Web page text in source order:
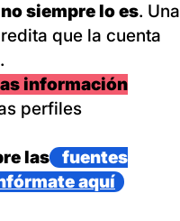
siempre lo es. Una
que la cuenta
información
perfiles
las
fuentes
aquí